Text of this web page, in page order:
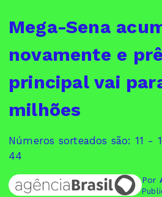
Mega-Sena
novamente e
principal vai
milhões
Números sorteados são: 11
44
Por